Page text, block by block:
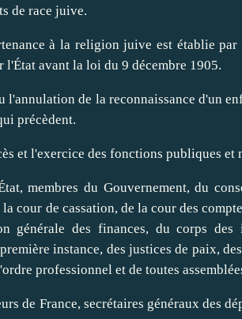
de race juive.
à la religion juive est établie
l'État avant la loi du 9 décembre 1905.
l'annulation de la reconnaissance d'un
précèdent.
et l'exercice des fonctions publiques
membres du Gouvernement, du
cour de cassation, de la cour des
générale des finances, du corps
instance, des justices de paix,
professionnel et de toutes
de France, secrétaires généraux des